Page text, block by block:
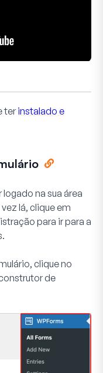
ter instalado e
na sua área
lá, clique em
para ir para a
clique no
de